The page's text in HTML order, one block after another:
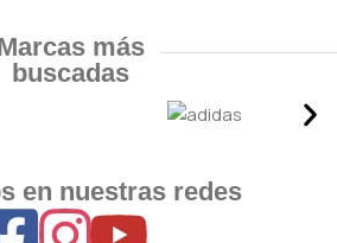
más
buscadas
en nuestras redes